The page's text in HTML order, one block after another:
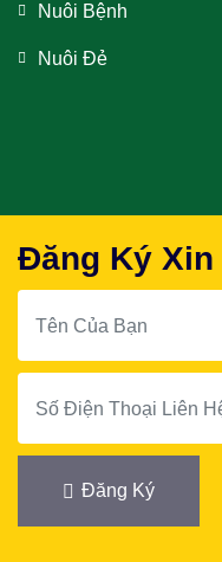
Nuôi Bệnh
Nuôi Đẻ
Đăng Ký Xin
Đăng Ký